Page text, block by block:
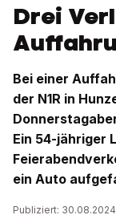
Drei
Bei einer
der N1R in
Ein 54-jähriger
ein Auto
Publiziert: